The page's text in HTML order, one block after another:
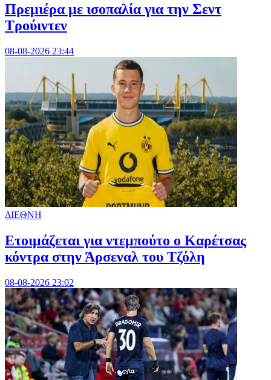
Πρεμιέρα με ισοπαλία για την Σεντ
Τρούιντεν
08-08-2026 23:44
ΔΙΕΘΝΗ
Ετοιμάζεται για ντεμπούτο ο Καρέτσας
κόντρα στην Άρσεναλ του Τζόλη
08-08-2026 23:02